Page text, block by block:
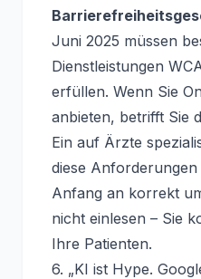
Juni 2025 müssen
Dienstleistungen
erfüllen. Wenn Sie
anbieten, betrifft Sie
Ein auf Ärzte
diese
Anfang an korrekt
nicht einlesen – Sie
Ihre Patienten.
6. „KI ist Hype.